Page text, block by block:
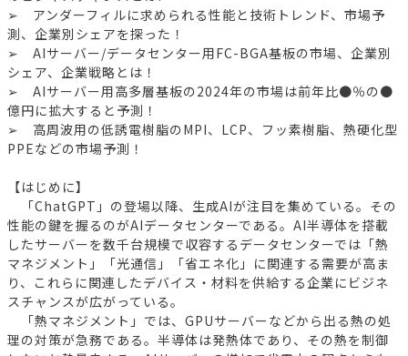
➢ アンダーフィルに求められる性能と技術トレンド、市場予
測、企業別シェアを探った！
➢ AIサーバー/データセンター用FC-BGA基板の市場、企業別
シェア、企業戦略とは！
➢ AIサーバー用高多層基板の2024年の市場は前年比●％の●
億円に拡大すると予測！
➢ 高周波用の低誘電樹脂のMPI、LCP、フッ素樹脂、熱硬化型
PPEなどの市場予測！
【はじめに】
「ChatGPT」の登場以降、生成AIが注目を集めている。その
性能の鍵を握るのがAIデータセンターである。AI半導体を搭載
したサーバーを数千台規模で収容するデータセンターでは「熱
マネジメント」「光通信」「省エネ化」に関連する需要が高ま
り、これらに関連したデバイス・材料を供給する企業にビジネ
スチャンスが広がっている。
「熱マネジメント」では、GPUサーバーなどから出る熱の処
理の対策が急務である。半導体は発熱体であり、その熱を制御